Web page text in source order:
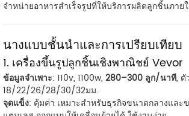
จำหน่ายอาหารสำเร็จรูปที่ให้บริการผลิตลูกชิ้นภาย
นางแบบชั้นนำและการเปรียบเทียบ
1. เครื่องขึ้นรูปลูกชิ้นเชิงพาณิชย์ Vevor
ข้อมูลจำเพาะ: 110v, 1100w, 280–300 ลูก/นาที, ตั
18/22/26/28/30/32มม.
จุดแข็ง: คุ้มค่า เหมาะสำหรับธุรกิจขนาดกลางและ